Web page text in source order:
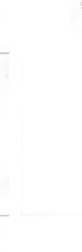
car ou
roues,
: je verrais